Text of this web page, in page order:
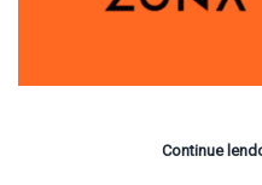
Continue